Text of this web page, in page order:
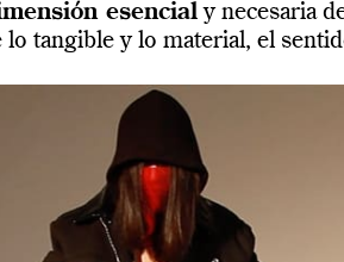
esencialy necesaria
tangible y lo material, el